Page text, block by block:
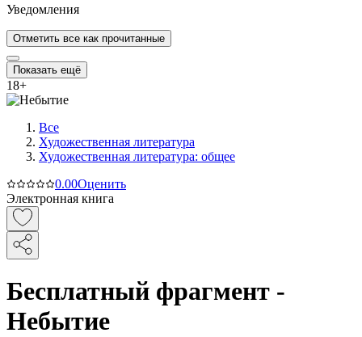
Уведомления
Отметить все как прочитанные
Показать ещё
18+
Все
Художественная литература
Художественная литература: общее
0.00Оценить
Электронная книга
Бесплатный фрагмент -
Небытие